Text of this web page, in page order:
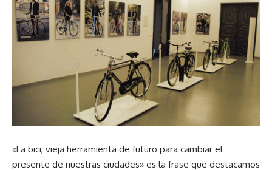
«La bici, vieja herramienta de futuro para cambiar el
presente de nuestras ciudades» es la frase que destacamos